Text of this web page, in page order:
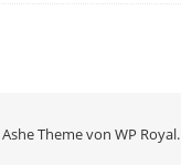
Ashe Theme von WP Royal.